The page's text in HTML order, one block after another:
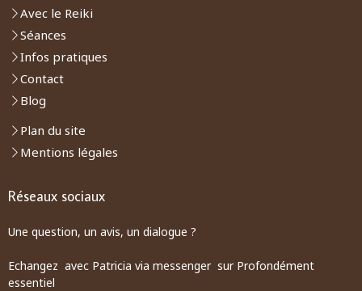
Avec le Reiki
Séances
Infos pratiques
Contact
Blog
Plan du site
Mentions légales
Réseaux sociaux
Une question, un avis, un dialogue ?
Echangez avec Patricia via messenger sur Profondément
essentiel